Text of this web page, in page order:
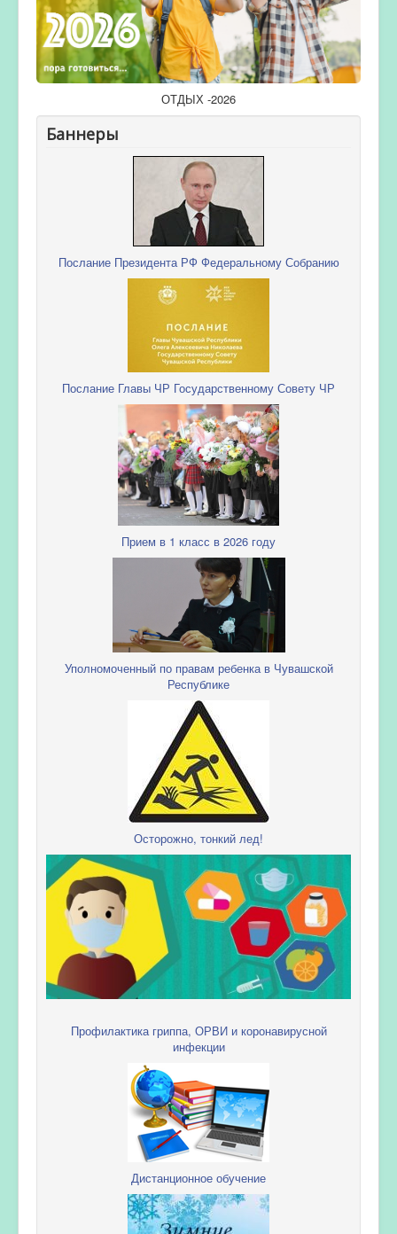
ОТДЫХ -2026
Баннеры
Послание Президента РФ Федеральному Собранию
Послание Главы ЧР Государственному Совету ЧР
Прием в 1 класс в 2026 году
Уполномоченный по правам ребенка в Чувашской
Республике
Осторожно, тонкий лед!
Профилактика гриппа, ОРВИ и коронавирусной
инфекции
Дистанционное обучение